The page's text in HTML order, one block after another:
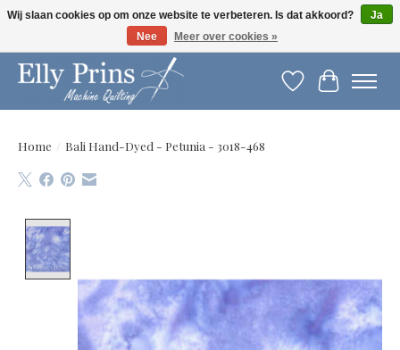
Let op: gewijzigde openingstijden!
Verlanglijst
Home / Bali Hand-Dyed - Petunia - 3018-468
Wij slaan cookies op om onze website te verbeteren. Is dat akkoord?
Ja
Nee
Meer over cookies »